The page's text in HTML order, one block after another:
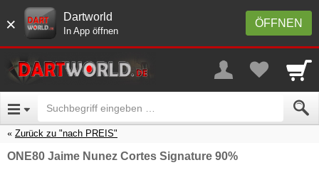
× ÖFFNEN
Dartworld
In App öffnen
Zurück zu "nach PREIS"
ONE80 Jaime Nunez Cortes Signature 90%